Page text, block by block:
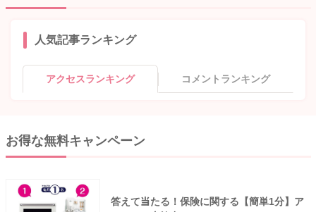
人気記事ランキング
アクセスランキング コメントランキング
お得な無料キャンペーン
答えて当たる！保険に関する【簡単1分】ア